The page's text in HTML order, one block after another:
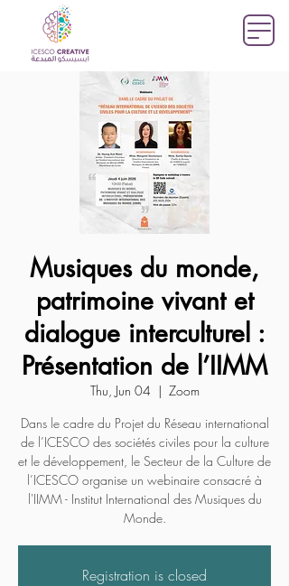
Musiques du monde,
patrimoine vivant et
dialogue interculturel :
Présentation de l’IIMM
Thu, Jun 04
  |
Zoom
Dans le cadre du Projet du Réseau international
de l’ICESCO des sociétés civiles pour la culture
et le développement, le Secteur de la Culture de
l’ICESCO organise un webinaire consacré à
l'IIMM - Institut International des Musiques du
Monde.
Registration is closed